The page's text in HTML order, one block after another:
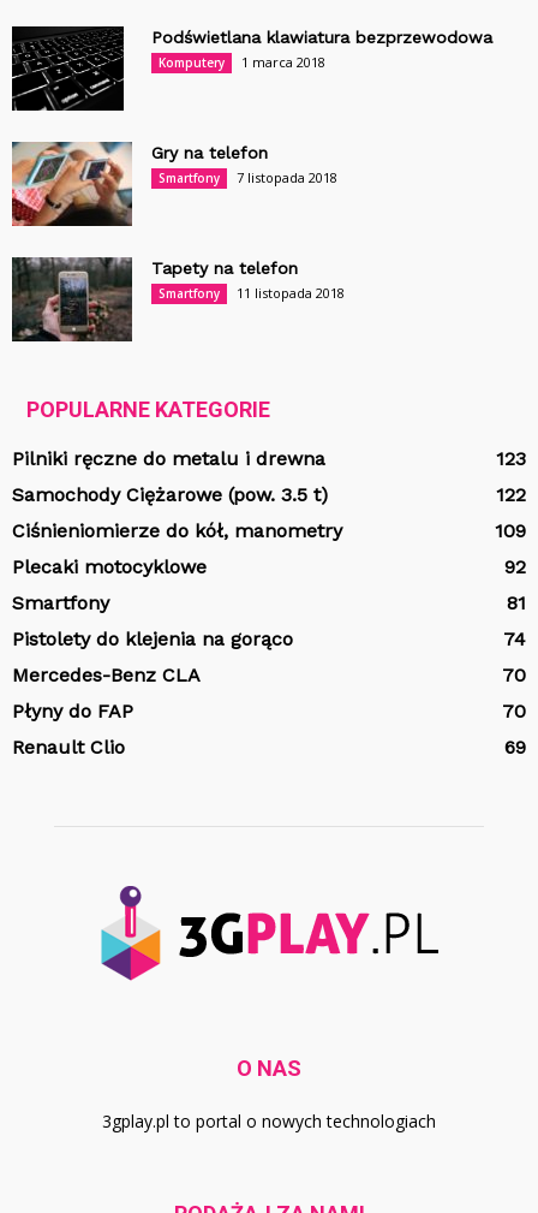
Podświetlana klawiatura bezprzewodowa
Komputery 1 marca 2018
Gry na telefon
Smartfony 7 listopada 2018
Tapety na telefon
Smartfony 11 listopada 2018
POPULARNE KATEGORIE
Pilniki ręczne do metalu i drewna
123
Samochody Ciężarowe (pow. 3.5 t)
122
Ciśnieniomierze do kół, manometry
109
Plecaki motocyklowe
92
Smartfony
81
Pistolety do klejenia na gorąco
74
Mercedes-Benz CLA
70
Płyny do FAP
70
Renault Clio
69
O NAS
3gplay.pl to portal o nowych technologiach